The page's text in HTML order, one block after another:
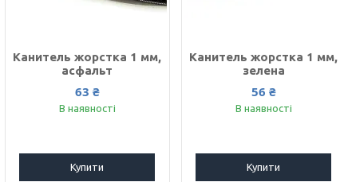
Канитель жорстка 1 мм,
асфальт
63 ₴
В наявності
Купити
Канитель жорстка 1 мм,
зелена
56 ₴
В наявності
Купити